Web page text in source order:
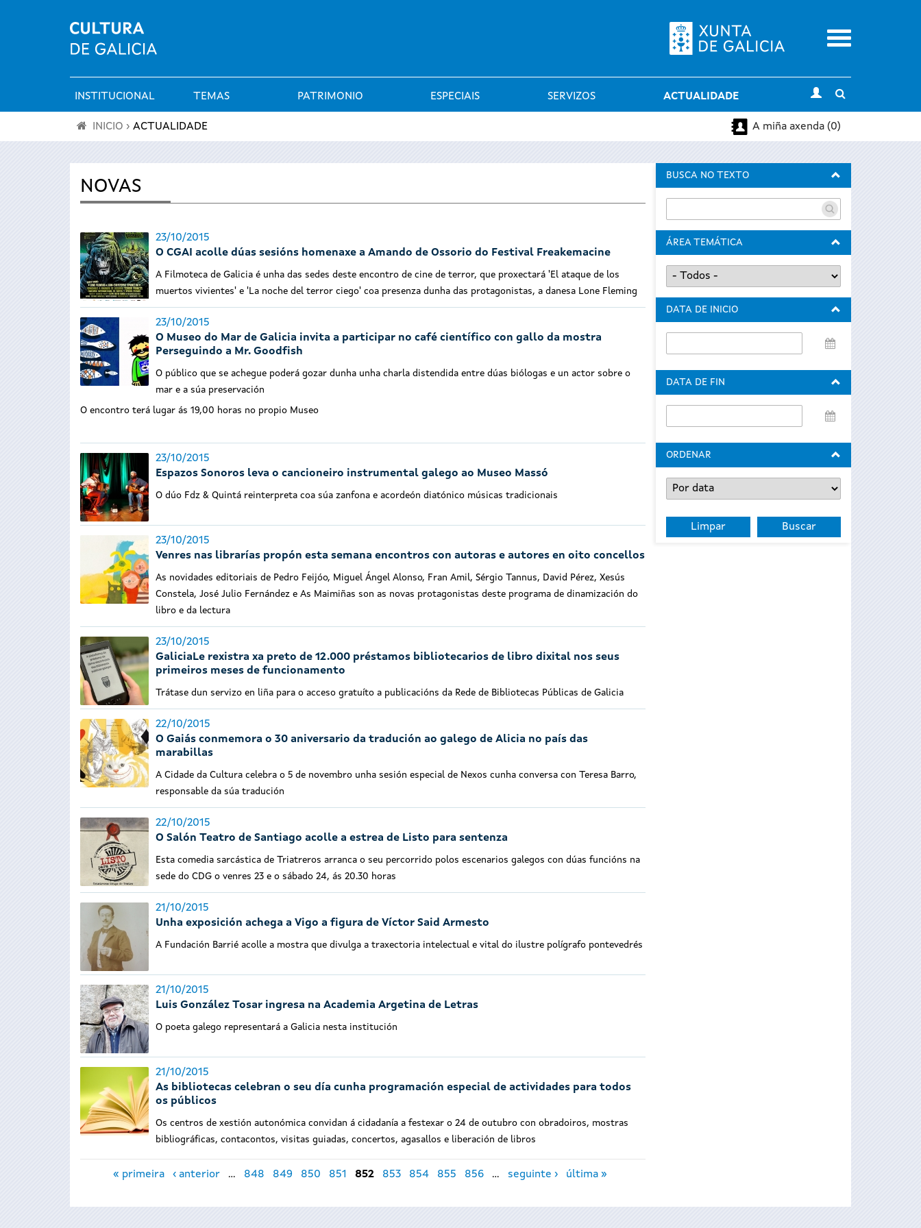
Menu
Menú
principal
INSTITUCIONAL TEMAS PATRIMONIO ESPECIAIS SERVIZOS ACTUALIDADE
search
está
INICIO › ACTUALIDADE A miña axenda (0)
NOVAS
23/10/2015
O CGAI acolle dúas sesións homenaxe a Amando de Ossorio do Festival Freakemacine
A Filmoteca de Galicia é unha das sedes deste encontro de cine de terror, que proxectará 'El ataque de los
muertos vivientes' e 'La noche del terror ciego' coa presenza dunha das protagonistas, a danesa Lone Fleming
23/10/2015
O Museo do Mar de Galicia invita a participar no café científico con gallo da mostra
Perseguindo a Mr. Goodfish
O público que se achegue poderá gozar dunha unha charla distendida entre dúas biólogas e un actor sobre o
mar e a súa preservación
O encontro terá lugar ás 19,00 horas no propio Museo
23/10/2015
Espazos Sonoros leva o cancioneiro instrumental galego ao Museo Massó
O dúo Fdz & Quintá reinterpreta coa súa zanfona e acordeón diatónico músicas tradicionais
23/10/2015
Venres nas librarías propón esta semana encontros con autoras e autores en oito concellos
As novidades editoriais de Pedro Feijóo, Miguel Ángel Alonso, Fran Amil, Sérgio Tannus, David Pérez, Xesús
Constela, José Julio Fernández e As Maimiñas son as novas protagonistas deste programa de dinamización do
libro e da lectura
23/10/2015
GaliciaLe rexistra xa preto de 12.000 préstamos bibliotecarios de libro dixital nos seus
primeiros meses de funcionamento
Trátase dun servizo en liña para o acceso gratuíto a publicacións da Rede de Bibliotecas Públicas de Galicia
22/10/2015
O Gaiás conmemora o 30 aniversario da tradución ao galego de Alicia no país das
marabillas
A Cidade da Cultura celebra o 5 de novembro unha sesión especial de Nexos cunha conversa con Teresa Barro,
responsable da súa tradución
22/10/2015
O Salón Teatro de Santiago acolle a estrea de Listo para sentenza
Esta comedia sarcástica de Triatreros arranca o seu percorrido polos escenarios galegos con dúas funcións na
sede do CDG o venres 23 e o sábado 24, ás 20.30 horas
21/10/2015
Unha exposición achega a Vigo a figura de Víctor Said Armesto
A Fundación Barrié acolle a mostra que divulga a traxectoria intelectual e vital do ilustre polígrafo pontevedrés
21/10/2015
Luis González Tosar ingresa na Academia Argetina de Letras
O poeta galego representará a Galicia nesta institución
21/10/2015
As bibliotecas celebran o seu día cunha programación especial de actividades para todos
os públicos
Os centros de xestión autonómica convidan á cidadanía a festexar o 24 de outubro con obradoiros, mostras
bibliográficas, contacontos, visitas guiadas, concertos, agasallos e liberación de libros
Páxinas
« primeira ‹ anterior … 848 849 850 851 852 853 854 855 856 … seguinte › última »
BUSCA NO TEXTO
ÁREA TEMÁTICA
DATA DE INICIO
de
DATA DE FIN
de
ORDENAR